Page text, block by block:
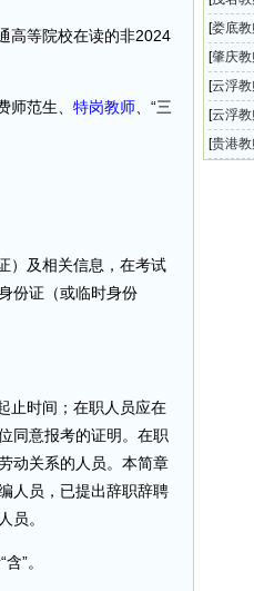
高等院校在读的非2024
范生、 特岗教师 、“三
）及相关信息，在考试
份证（或临时身份
止时间；在职人员应在
同意报考的证明。在职
动关系的人员。本简章
人员，已提出辞职辞聘
员。
”。
2024
人员名
[娄底
教师招
[肇庆
师招聘
[云浮
公告（
[云浮
公告（
[贵港